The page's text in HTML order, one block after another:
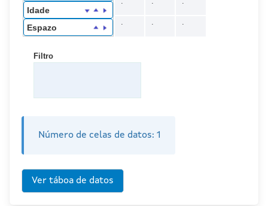
Idade
Espazo
Filtro
Número de celas de datos: 1